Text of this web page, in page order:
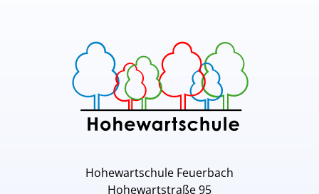
Hohewartschule Feuerbach
Hohewartstraße 95